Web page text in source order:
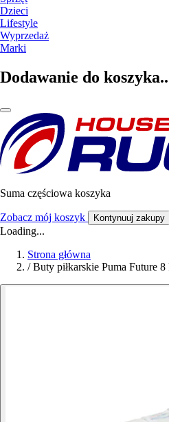
Dzieci
Lifestyle
Wyprzedaż
Marki
Dodawanie do
Suma częściowa koszyka
Zobacz mój koszyk Kontynuuj zakupy
Loading...
Strona główna
/ Buty piłkarskie Puma Future